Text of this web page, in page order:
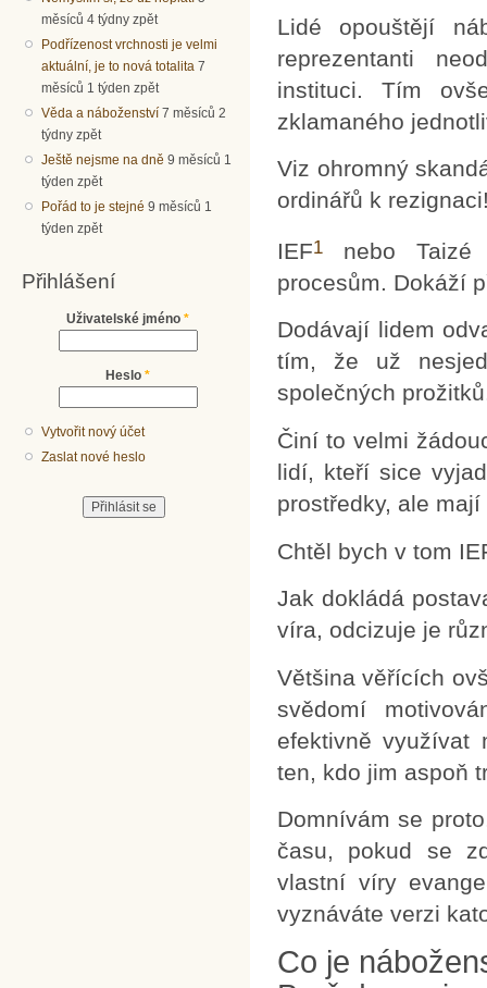
měsíců 4 týdny zpět
Podřízenost vrchnosti je velmi
aktuální, je to nová totalita 7
měsíců 1 týden zpět
Věda a náboženství 7 měsíců 2
týdny zpět
Ještě nejsme na dně 9 měsíců 1
týden zpět
Pořád to je stejné 9 měsíců 1
týden zpět
Přihlášení
Uživatelské jméno *
Heslo *
Vytvořit nový účet
Zaslat nové heslo
Lidé opouštějí
reprezentanti
instituci. Tím
zklamaného
Viz ohromný
ordinářů k
IEF1 nebo Taizé
procesům. Dokáží
Dodávají lidem
tím, že už
společných
Činí to velmi
lidí, kteří sice
prostředky, ale
Chtěl bych v tom
Jak dokládá
víra, odcizuje je
Většina věřících
svědomí
efektivně využívat
ten, kdo jim aspoň
Domnívám se
času, pokud se
vlastní víry
vyznáváte verzi
Co je